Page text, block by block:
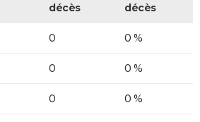
décès
décès
0 0 %
0 0 %
0 0 %